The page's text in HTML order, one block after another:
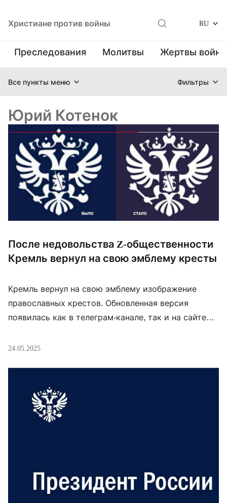
Христиане против войны RU
Преследования Молитвы Жертвы
Все пункты меню Фильтры
Юрий Котенок
После недовольства Z-общественности
Кремль вернул на свою эмблему кресты
Кремль вернул на свою эмблему изображение
православных крестов. Обновленная версия
появилась как в телеграм-канале, так и на сайте
Никита Михалков назвал изображения герба
знак власти, это принадлежность к определенной
религии», — сказал он. А глава правового […]
24.05.2025